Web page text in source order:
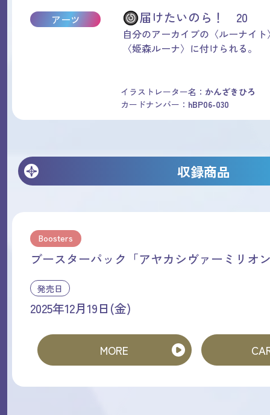
アーツ
届けたいのら！ 20
自分のアーカイブの〈ルーナイ
〈姫森ルーナ〉に付けられる。
イラストレーター名： かんざきひろ
カードナンバー： hBP06-030
収録商品
Boosters
ブースターパック「アヤカシヴァーミリオ
発売日
2025年12月19日(金)
MORE